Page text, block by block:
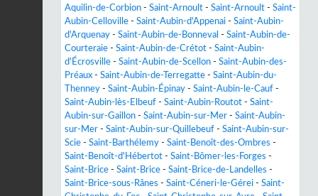
Aquilin-de-Corbion - Saint-Arnoult - Saint-Arnoult - Saint-
Aubin-Celloville - Saint-Aubin-d'Appenai - Saint-Aubin-
d'Arquenay - Saint-Aubin-de-Bonneval - Saint-Aubin-de-
Courteraie - Saint-Aubin-de-Crétot - Saint-Aubin-
d'Écrosville - Saint-Aubin-de-Scellon - Saint-Aubin-des-
Préaux - Saint-Aubin-de-Terregatte - Saint-Aubin-du-
Thenney - Saint-Aubin-Épinay - Saint-Aubin-le-Cauf -
Saint-Aubin-lès-Elbeuf - Saint-Aubin-Routot - Saint-
Aubin-sur-Gaillon - Saint-Aubin-sur-Mer - Saint-Aubin-
sur-Mer - Saint-Aubin-sur-Quillebeuf - Saint-Aubin-sur-
Scie - Saint-Barthélemy - Saint-Benoît-des-Ombres -
Saint-Benoît-d'Hébertot - Saint-Bômer-les-Forges -
Saint-Brice - Saint-Brice - Saint-Brice-de-Landelles -
Saint-Brice-sous-Rânes - Saint-Céneri-le-Gérei - Saint-